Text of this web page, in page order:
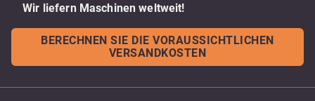
Wir liefern Maschinen weltweit!
BERECHNEN SIE DIE VORAUSSICHTLICHEN
VERSANDKOSTEN